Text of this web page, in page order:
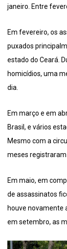
janeiro. Entre
Em fevereiro, os
puxados
estado do Ceará.
homicídios, uma
dia.
Em março e em
Brasil, e vários
Mesmo com a
meses registraram
Em maio, em
de assassinatos
houve novamente
em setembro, as